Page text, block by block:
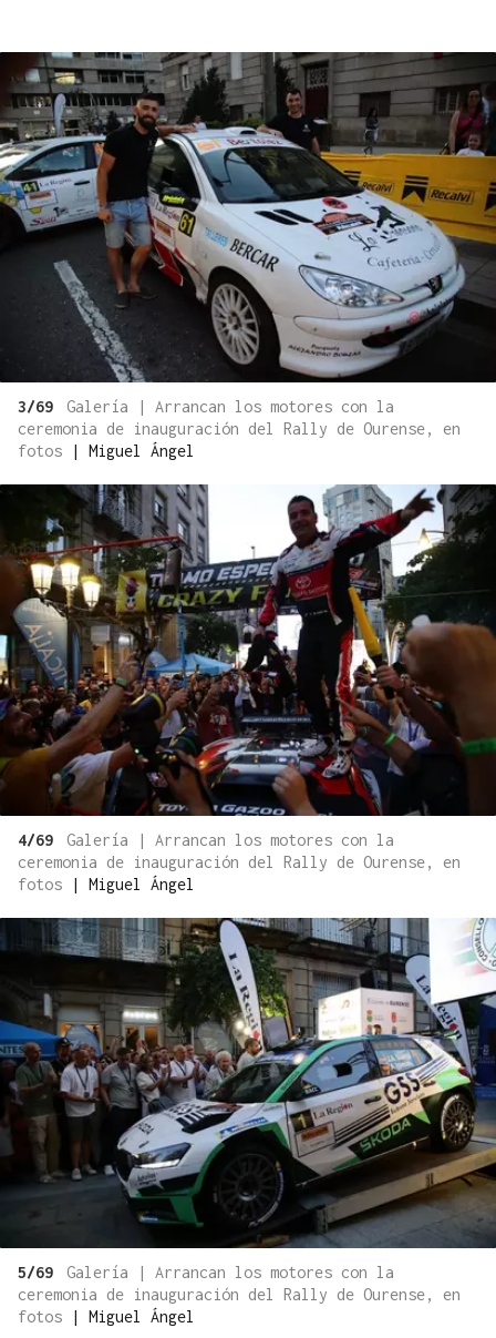
3/69
Galería | Arrancan los motores con la
ceremonia de inauguración del Rally de Ourense, en
fotos
| Miguel Ángel
4/69
Galería | Arrancan los motores con la
ceremonia de inauguración del Rally de Ourense, en
fotos
| Miguel Ángel
5/69
Galería | Arrancan los motores con la
ceremonia de inauguración del Rally de Ourense, en
fotos
| Miguel Ángel